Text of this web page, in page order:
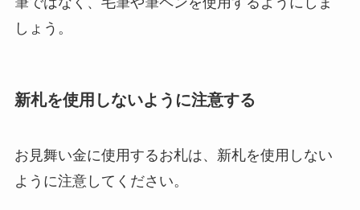
しょう。
新札を使用しないように注意する
お見舞い金に使用するお札は、新札を使用しない
ように注意してください。